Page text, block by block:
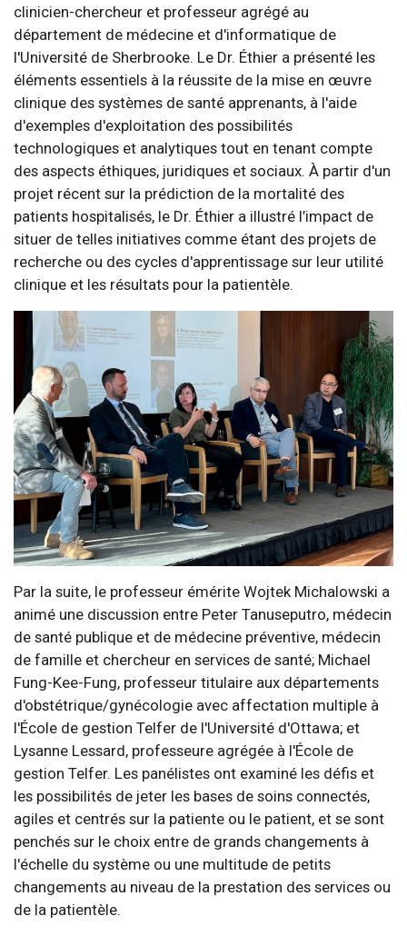
clinicien-chercheur et professeur agrégé au
département de médecine et d'informatique de
l'Université de Sherbrooke. Le Dr. Éthier a présenté les
éléments essentiels à la réussite de la mise en œuvre
clinique des systèmes de santé apprenants, à l'aide
d'exemples d'exploitation des possibilités
technologiques et analytiques tout en tenant compte
des aspects éthiques, juridiques et sociaux. À partir d'un
projet récent sur la prédiction de la mortalité des
patients hospitalisés, le Dr. Éthier a illustré l’impact de
situer de telles initiatives comme étant des projets de
recherche ou des cycles d'apprentissage sur leur utilité
clinique et les résultats pour la patientèle.
Par la suite, le professeur émérite Wojtek Michalowski a
animé une discussion entre Peter Tanuseputro, médecin
de santé publique et de médecine préventive, médecin
de famille et chercheur en services de santé; Michael
Fung-Kee-Fung, professeur titulaire aux départements
d'obstétrique/gynécologie avec affectation multiple à
l'École de gestion Telfer de l'Université d'Ottawa; et
Lysanne Lessard, professeure agrégée à l'École de
gestion Telfer. Les panélistes ont examiné les défis et
les possibilités de jeter les bases de soins connectés,
agiles et centrés sur la patiente ou le patient, et se sont
penchés sur le choix entre de grands changements à
l'échelle du système ou une multitude de petits
changements au niveau de la prestation des services ou
de la patientèle.